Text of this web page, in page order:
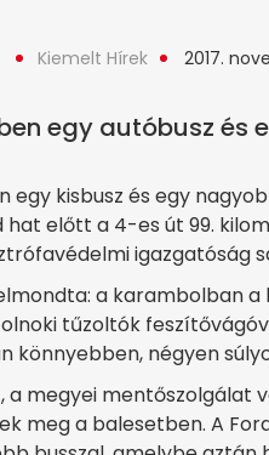
Kiemelt Hírek 2017.
egy autóbusz és
egy kisbusz és egy
előtt a 4-es út 99.
igazgatóság
a karambolban
tűzoltók
könnyebben, négyen
a megyei
meg a balesetben. A